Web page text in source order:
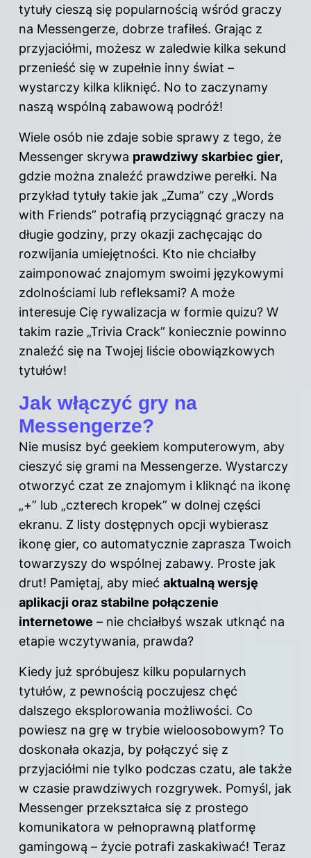
tytuły cieszą się popularnością wśród graczy
na Messengerze, dobrze trafiłeś. Grając z
przyjaciółmi, możesz w zaledwie kilka sekund
przenieść się w zupełnie inny świat –
wystarczy kilka kliknięć. No to zaczynamy
naszą wspólną zabawową podróż!
Wiele osób nie zdaje sobie sprawy z tego, że
Messenger skrywa prawdziwy skarbiec gier,
gdzie można znaleźć prawdziwe perełki. Na
przykład tytuły takie jak „Zuma” czy „Words
with Friends” potrafią przyciągnąć graczy na
długie godziny, przy okazji zachęcając do
rozwijania umiejętności. Kto nie chciałby
zaimponować znajomym swoimi językowymi
zdolnościami lub refleksami? A może
interesuje Cię rywalizacja w formie quizu? W
takim razie „Trivia Crack” koniecznie powinno
znaleźć się na Twojej liście obowiązkowych
tytułów!
Jak włączyć gry na
Messengerze?
Nie musisz być geekiem komputerowym, aby
cieszyć się grami na Messengerze. Wystarczy
otworzyć czat ze znajomym i kliknąć na ikonę
„+” lub „czterech kropek” w dolnej części
ekranu. Z listy dostępnych opcji wybierasz
ikonę gier, co automatycznie zaprasza Twoich
towarzyszy do wspólnej zabawy. Proste jak
drut! Pamiętaj, aby mieć aktualną wersję
aplikacji oraz stabilne połączenie
internetowe – nie chciałbyś wszak utknąć na
etapie wczytywania, prawda?
Kiedy już spróbujesz kilku popularnych
tytułów, z pewnością poczujesz chęć
dalszego eksplorowania możliwości. Co
powiesz na grę w trybie wieloosobowym? To
doskonała okazja, by połączyć się z
przyjaciółmi nie tylko podczas czatu, ale także
w czasie prawdziwych rozgrywek. Pomyśl, jak
Messenger przekształca się z prostego
komunikatora w pełnoprawną platformę
gamingową – życie potrafi zaskakiwać! Teraz